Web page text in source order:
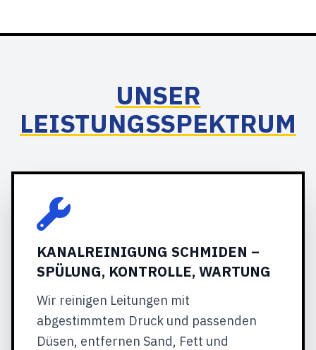
UNSER
LEISTUNGSSPEKTRUM
KANALREINIGUNG SCHMIDEN –
SPÜLUNG, KONTROLLE, WARTUNG
Wir reinigen Leitungen mit
abgestimmtem Druck und passenden
Düsen, entfernen Sand, Fett und